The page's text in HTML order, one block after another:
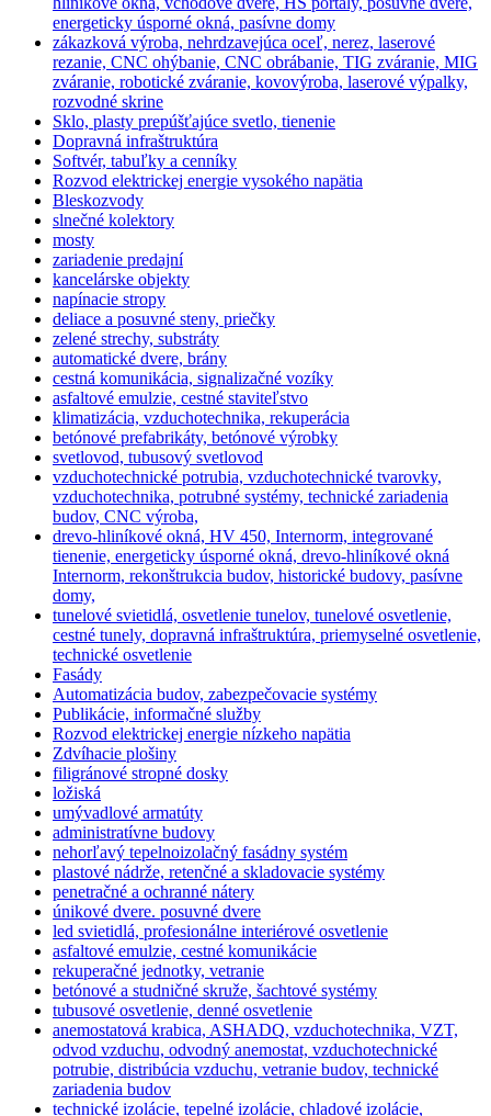
energeticky úsporné okná, pasívne domy
zákazková výroba, nehrdzavejúca oceľ, nerez, laserové
rezanie, CNC ohýbanie, CNC obrábanie, TIG zváranie, MIG
zváranie, robotické zváranie, kovovýroba, laserové výpalky,
rozvodné skrine
Sklo, plasty prepúšťajúce svetlo, tienenie
Dopravná infraštruktúra
Softvér, tabuľky a cenníky
Rozvod elektrickej energie vysokého napätia
Bleskozvody
slnečné kolektory
mosty
zariadenie predajní
kancelárske objekty
napínacie stropy
deliace a posuvné steny, priečky
zelené strechy, substráty
automatické dvere, brány
cestná komunikácia, signalizačné vozíky
asfaltové emulzie, cestné staviteľstvo
klimatizácia, vzduchotechnika, rekuperácia
betónové prefabrikáty, betónové výrobky
svetlovod, tubusový svetlovod
vzduchotechnické potrubia, vzduchotechnické tvarovky,
vzduchotechnika, potrubné systémy, technické zariadenia
budov, CNC výroba,
drevo-hliníkové okná, HV 450, Internorm, integrované
tienenie, energeticky úsporné okná, drevo-hliníkové okná
Internorm, rekonštrukcia budov, historické budovy, pasívne
domy,
tunelové svietidlá, osvetlenie tunelov, tunelové osvetlenie,
cestné tunely, dopravná infraštruktúra, priemyselné osvetlenie,
technické osvetlenie
Fasády
Automatizácia budov, zabezpečovacie systémy
Publikácie, informačné služby
Rozvod elektrickej energie nízkeho napätia
Zdvíhacie plošiny
filigránové stropné dosky
ložiská
umývadlové armatúty
administratívne budovy
nehorľavý tepelnoizolačný fasádny systém
plastové nádrže, retenčné a skladovacie systémy
penetračné a ochranné nátery
únikové dvere. posuvné dvere
led svietidlá, profesionálne interiérové osvetlenie
asfaltové emulzie, cestné komunikácie
rekuperačné jednotky, vetranie
betónové a studničné skruže, šachtové systémy
tubusové osvetlenie, denné osvetlenie
anemostatová krabica, ASHADQ, vzduchotechnika, VZT,
odvod vzduchu, odvodný anemostat, vzduchotechnické
potrubie, distribúcia vzduchu, vetranie budov, technické
zariadenia budov
technické izolácie, tepelné izolácie, chladové izolácie,